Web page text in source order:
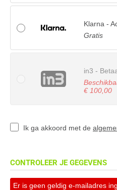
Klarna -
Gratis
in3 -
€ 100,00
Ik ga akkoord met de
CONTROLEER JE GEGEVENS
Er is geen geldig e-mailadres